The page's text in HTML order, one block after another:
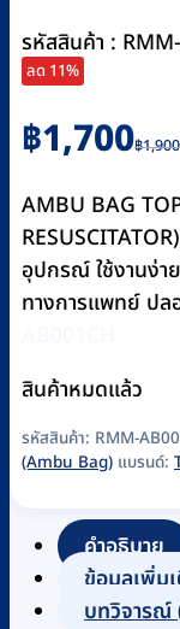
รหัสสินค้า :
ลด 11%
฿1,900
Original
price
was:
฿1,900.
฿1,700
Current
price
is:
฿1,700.
AMBU BAG
อุปกรณ์ ใช้งานง่
ทางการแพทย์ ปล
สินค้าหมดแล้ว
รหัสสินค้า: RMM-
(Ambu Bag) แบรนด์:
คำอธิบาย
ข้อมูลเพิ่ม
บทวิจารณ์